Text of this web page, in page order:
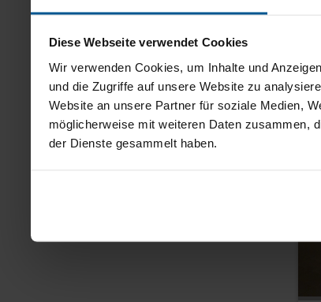
Diese Webseite verwendet Cookies
Wir verwenden Cookies, um Inhalte und
und die Zugriffe auf unsere Website zu
Website an unsere Partner für soziale Medien,
möglicherweise mit weiteren Daten zusammen,
der Dienste gesammelt haben.
Mit unseren Referenzen
Sprechen Sie uns an,